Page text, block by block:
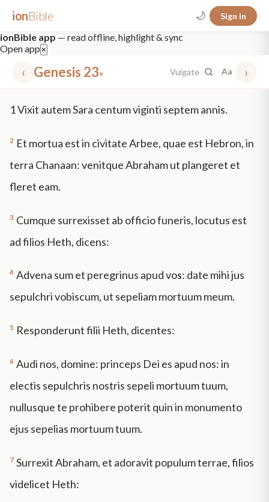
ionBible 🌙 Sign in
ionBible app — read offline, highlight & sync
Open app ×
‹ Genesis 23▾ Vulgate Aa ›
1Vixit autem Sara centum viginti septem annis.
2 Et mortua est in civitate Arbee, quae est Hebron, in
terra Chanaan: venitque Abraham ut plangeret et
fleret eam.
3 Cumque surrexisset ab officio funeris, locutus est
ad filios Heth, dicens:
4 Advena sum et peregrinus apud vos: date mihi jus
sepulchri vobiscum, ut sepeliam mortuum meum.
5 Responderunt filii Heth, dicentes:
6 Audi nos, domine: princeps Dei es apud nos: in
electis sepulchris nostris sepeli mortuum tuum,
nullusque te prohibere poterit quin in monumento
ejus sepelias mortuum tuum.
7 Surrexit Abraham, et adoravit populum terrae, filios
videlicet Heth: